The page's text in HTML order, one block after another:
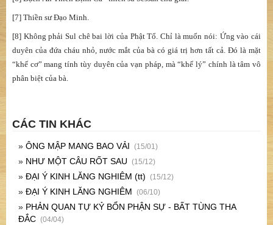
bản tiếng Anh “The story of Sul” trong Zen Women Blog mà nguồn chính
là từ sách “Dropping Ashes on the Buddha” của Seung Sahn.
[3] Bồ-tát Quán thế Âm.
[6] Bạch Ẩn Thiền Định Ca - thiền sư Sessan chú giải.
[7] Thiền sư Đạo Minh.
[8] Không phải Sul chê bai lời của Phật Tổ. Chỉ là muốn nói: Ứng vào cái
duyên của đứa cháu nhỏ, nước mắt của bà có giá trị hơn tất cả. Đó là mặt
“khế cơ” mang tính tùy duyên của vạn pháp, mà “khế lý” chính là tâm vô
phân biệt của bà.